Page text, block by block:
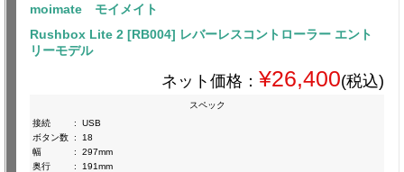
moimate モイメイト
Rushbox Lite 2 [RB004] レバーレスコントローラー エント
リーモデル
ネット価格： ¥26,400(税込)
スペック
接続
:
USB
ボタン数 :
18
幅
:
297mm
奥行
:
191mm